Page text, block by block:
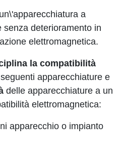
a
deterioramento in
elettromagnetica.
la compatibilità
apparecchiature e
delle apparecchiature a un
elettromagnetica:
apparecchio o impianto